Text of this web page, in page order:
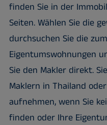
finden Sie in der
Seiten. Wählen Sie die
durchsuchen Sie die
Eigentumswohnungen
Sie den Makler direkt.
Maklern in Thailand
aufnehmen, wenn Sie
finden oder Ihre